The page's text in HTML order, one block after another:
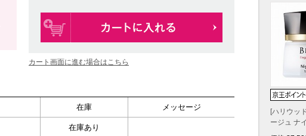
カート画面に進む場合はこちら
在庫 メッセージ
在庫あり
[ハリウッ
ージュ ナ